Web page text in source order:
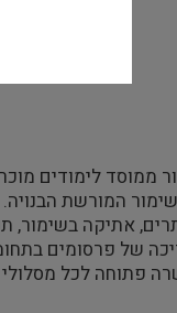
ממוסד לימודים
שימור המורשת
אתיקה בשימור,
של פרסומים
פתוחה לכל